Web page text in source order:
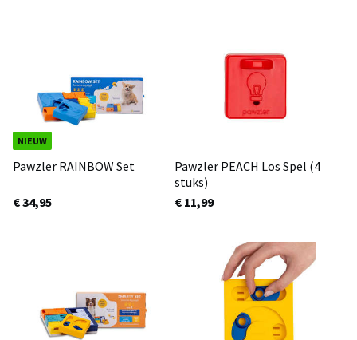
NIEUW
Pawzler RAINBOW Set
€ 34,95
Pawzler PEACH Los Spel (4
stuks)
€ 11,99